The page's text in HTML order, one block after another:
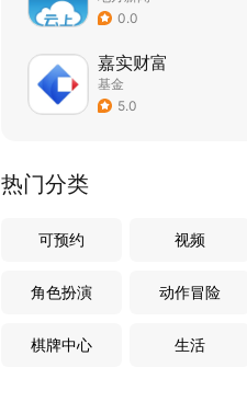
0.0
嘉实财富
基金
5.0
热门分类
可预约 视频
角色扮演 动作冒险
棋牌中心 生活